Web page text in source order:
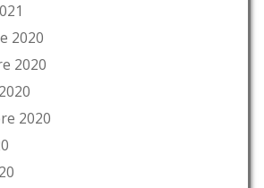
2020
2020
2020